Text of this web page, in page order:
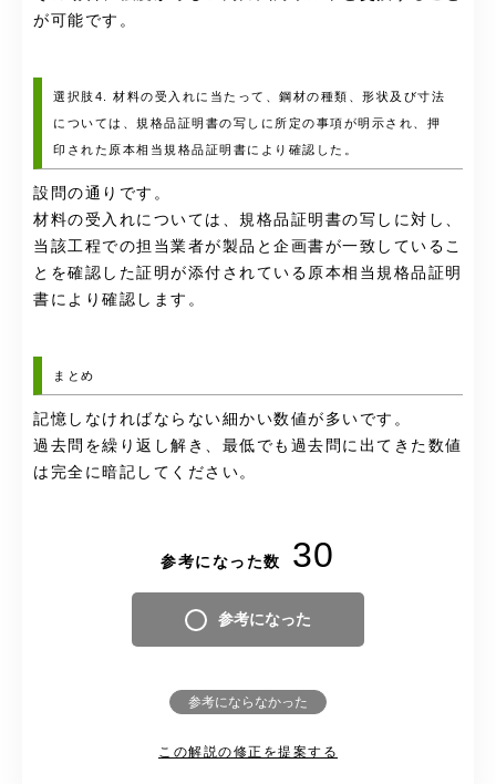
が可能です。
選択肢4. 材料の受入れに当たって、鋼材の種類、形状及び寸法
については、規格品証明書の写しに所定の事項が明示され、押
印された原本相当規格品証明書により確認した。
設問の通りです。
材料の受入れについては、規格品証明書の写しに対し、
当該工程での担当業者が製品と企画書が一致しているこ
とを確認した証明が添付されている原本相当規格品証明
書により確認します。
まとめ
記憶しなければならない細かい数値が多いです。
過去問を繰り返し解き、最低でも過去問に出てきた数値
は完全に暗記してください。
参考になった数 30
参考になった
参考にならなかった
この解説の修正を提案する